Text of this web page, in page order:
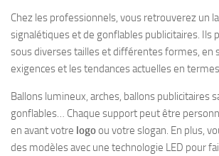
Chez les professionnels, vous retrouverez un
signalétiques et de gonflables publicitaires. Ils
sous diverses tailles et différentes formes, en
exigences et les tendances actuelles en
Ballons lumineux, arches, ballons publicitaires
gonflables… Chaque support peut être
en avant votre logoou votre slogan. En plus,
des modèles avec une technologie LED pour